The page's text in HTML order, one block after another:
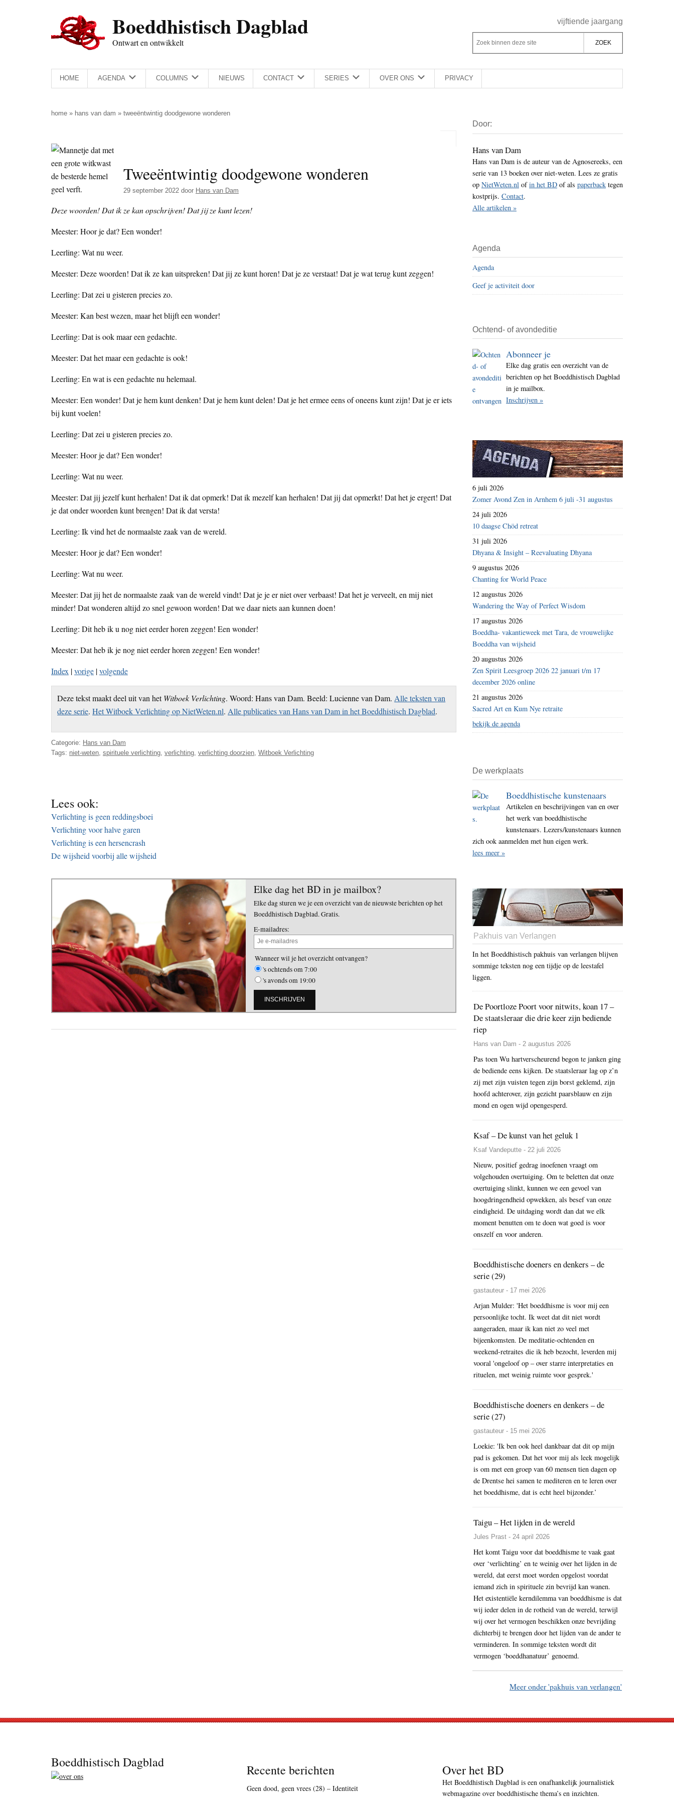
Boeddhistisch Dagblad
Ontwart en ontwikkelt
Rechts
vijftiende jaargang
Z
o
e
k
d
e
z
e
s
i
t
Z
o
k
b
n
n
e
z
e
t
e
HOME AGENDA COLUMNS NIEUWS CONTACT SERIES OVER ONS PRIVACY
home » hans van dam » tweeëntwintig doodgewone wonderen
Tweeëntwintig doodgewone wonderen
29 september 2022 door Hans van Dam
Deze woorden! Dat ik ze kan opschrijven! Dat jij ze kunt lezen!
Meester: Hoor je dat? Een wonder!
Leerling: Wat nu weer.
Meester: Deze woorden! Dat ik ze kan uitspreken! Dat jij ze kunt horen! Dat je ze verstaat! Dat je wat terug kunt zeggen!
Leerling: Dat zei u gisteren precies zo.
Meester: Kan best wezen, maar het blijft een wonder!
Leerling: Dat is ook maar een gedachte.
Meester: Dat het maar een gedachte is ook!
Leerling: En wat is een gedachte nu helemaal.
Meester: Een wonder! Dat je hem kunt denken! Dat je hem kunt delen! Dat je het ermee eens of oneens kunt zijn! Dat je er iets
bij kunt voelen!
Leerling: Dat zei u gisteren precies zo.
Meester: Hoor je dat? Een wonder!
Leerling: Wat nu weer.
Meester: Dat jij jezelf kunt herhalen! Dat ik dat opmerk! Dat ik mezelf kan herhalen! Dat jij dat opmerkt! Dat het je ergert! Dat
je dat onder woorden kunt brengen! Dat ik dat versta!
Leerling: Ik vind het de normaalste zaak van de wereld.
Meester: Hoor je dat? Een wonder!
Leerling: Wat nu weer.
Meester: Dat jij het de normaalste zaak van de wereld vindt! Dat je je er niet over verbaast! Dat het je verveelt, en mij niet
minder! Dat wonderen altijd zo snel gewoon worden! Dat we daar niets aan kunnen doen!
Leerling: Dit heb ik u nog niet eerder horen zeggen! Een wonder!
Meester: Dat heb ik je nog niet eerder horen zeggen! Een wonder!
Index |vorige |volgende
Deze tekst maakt deel uit van hetWitboek Verlichting. Woord: Hans van Dam. Beeld: Lucienne van Dam.Alle teksten van
deze serie.Het Witboek Verlichting op NietWeten.nl.Alle publicaties van Hans van Dam in het Boeddhistisch Dagblad.
Categorie: Hans van Dam
Tags: niet-weten spirituele verlichting verlichting verlichting doorzien Witboek Verlichting
Lees ook:
Verlichting is geen reddingsboei
Verlichting voor halve garen
Verlichting is een hersencrash
De wijsheid voorbij alle wijsheid
Elke dag het BD in je mailbox?
Elke dag sturen we je een overzicht van de nieuwste berichten op het
Boeddhistisch Dagblad. Gratis.
E-mailadres:
Wanneer wil je het overzicht ontvangen?
's ochtends om 7:00
's avonds om 19:00
Sidebar
Door:
Hans van Dam
Hans van Dam is de auteur van de Agnosereeks, een
serie van 13 boeken over niet-weten. Lees ze gratis
op NietWeten.nl ofin het BD of als paperback tegen
kostprijs. Contact.
Alle artikelen »
Agenda
Agenda
Geef je activiteit door
Ochtend- of avondeditie
Abonneer je
Elke dag gratis een overzicht van de
berichten op het Boeddhistisch Dagblad
in je mailbox.
Inschrijven »
6 juli 2026
Zomer Avond Zen in Arnhem 6 juli -31 augustus
24 juli 2026
10 daagse Chöd retreat
31 juli 2026
Dhyana & Insight – Reevaluating Dhyana
9 augustus 2026
Chanting for World Peace
12 augustus 2026
Wandering the Way of Perfect Wisdom
17 augustus 2026
Boeddha- vakantieweek met Tara, de vrouwelijke
Boeddha van wijsheid
20 augustus 2026
Zen Spirit Leesgroep 2026 22 januari t/m 17
december 2026 online
21 augustus 2026
Sacred Art en Kum Nye retraite
bekijk de agenda
De werkplaats
Boeddhistische kunstenaars
Artikelen en beschrijvingen van en over
het werk van boeddhistische
kunstenaars. Lezers/kunstenaars kunnen
zich ook aanmelden met hun eigen werk.
lees meer »
Pakhuis van Verlangen
In het Boeddhistisch pakhuis van verlangen blijven
sommige teksten nog een tijdje op de leestafel
liggen.
De Poortloze Poort voor nitwits, koan 17 –
De staatsleraar die drie keer zijn bediende
riep
Hans van Dam - 2 augustus 2026
Pas toen Wu hartverscheurend begon te janken ging
de bediende eens kijken. De staatsleraar lag op z’n
zij met zijn vuisten tegen zijn borst geklemd, zijn
hoofd achterover, zijn gezicht paarsblauw en zijn
mond en ogen wijd opengesperd.
Ksaf – De kunst van het geluk 1
Ksaf Vandeputte - 22 juli 2026
Nieuw, positief gedrag inoefenen vraagt om
volgehouden overtuiging. Om te beletten dat onze
overtuiging slinkt, kunnen we een gevoel van
hoogdringendheid opwekken, als besef van onze
eindigheid. De uitdaging wordt dan dat we elk
moment benutten om te doen wat goed is voor
onszelf en voor anderen.
Boeddhistische doeners en denkers – de
serie (29)
gastauteur - 17 mei 2026
Arjan Mulder: 'Het boeddhisme is voor mij een
persoonlijke tocht. Ik weet dat dit niet wordt
aangeraden, maar ik kan niet zo veel met
bijeenkomsten. De meditatie-ochtenden en
weekend-retraites die ik heb bezocht, leverden mij
vooral 'ongeloof op – over starre interpretaties en
rituelen, met weinig ruimte voor gesprek.'
Boeddhistische doeners en denkers – de
serie (27)
gastauteur - 15 mei 2026
Loekie: 'Ik ben ook heel dankbaar dat dit op mijn
pad is gekomen. Dat het voor mij als leek mogelijk
is om met een groep van 60 mensen tien dagen op
de Drentse hei samen te mediteren en te leren over
het boeddhisme, dat is echt heel bijzonder.’
Taigu – Het lijden in de wereld
Jules Prast - 24 april 2026
Het komt Taigu voor dat boeddhisme te vaak gaat
over ‘verlichting’ en te weinig over het lijden in de
wereld, dat eerst moet worden opgelost voordat
iemand zich in spirituele zin bevrijd kan wanen.
Het existentiële kerndilemma van boeddhisme is dat
wij ieder delen in de rotheid van de wereld, terwijl
wij over het vermogen beschikken onze bevrijding
dichterbij te brengen door het lijden van de ander te
verminderen. In sommige teksten wordt dit
vermogen ‘boeddhanatuur’ genoemd.
Meer onder 'pakhuis van verlangen'
Boeddhistisch Dagblad Recente berichten
Geen dood, geen vrees (28) – Identiteit
Over het BD
Het Boeddhistisch Dagblad is een onafhankelijk journalistiek
webmagazine over boeddhistische thema’s en inzichten.